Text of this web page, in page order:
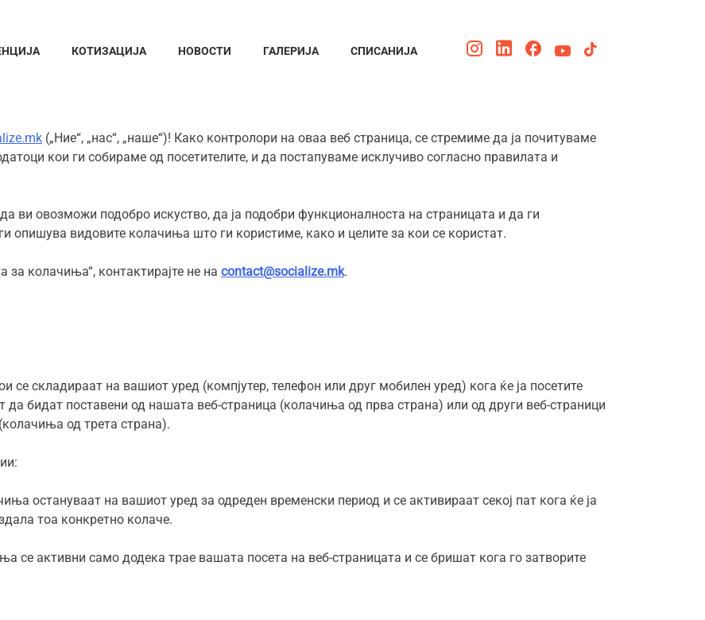
КОТИЗАЦИЈА НОВОСТИ ГАЛЕРИЈА СПИСАНИЈА
(„Ние“, „нас“, „наше“)! Како контролори на оваа веб страница, се стремиме да ја почитуваме
кои ги собираме од посетителите, и да постапуваме исклучиво согласно правилата и
ви овозможи подобро искуство, да ја подобри функционалноста на страницата и да ги
опишува видовите колачиња што ги користиме, како и целите за кои се користат.
колачиња“, контактирајте не на contact@socialize.mk.
се складираат на вашиот уред (компјутер, телефон или друг мобилен уред) кога ќе ја посетите
бидат поставени од нашата веб-страница (колачиња од прва страна) или од други веб-страници
од трета страна).
остануваат на вашиот уред за одреден временски период и се активираат секој пат кога ќе ја
тоа конкретно колаче.
се активни само додека трае вашата посета на веб-страницата и се бришат кога го затворите